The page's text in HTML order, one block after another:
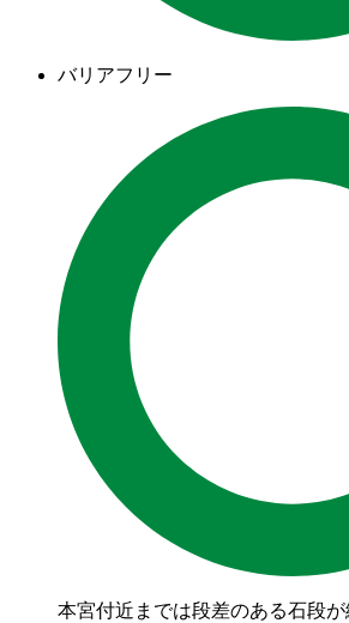
バリアフリー
本宮付近までは段差のある石段